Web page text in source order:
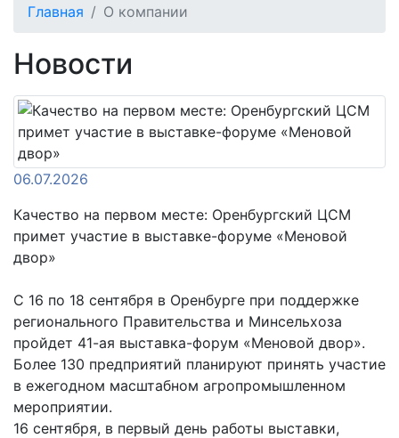
Главная О компании
Новости
06.07.2026
Качество на первом месте: Оренбургский ЦСМ
примет участие в выставке-форуме «Меновой
двор»
С 16 по 18 сентября в Оренбурге при поддержке
регионального Правительства и Минсельхоза
пройдет 41-ая выставка-форум «Меновой двор».
Более 130 предприятий планируют принять участие
в ежегодном масштабном агропромышленном
мероприятии.
16 сентября, в первый день работы выставки,